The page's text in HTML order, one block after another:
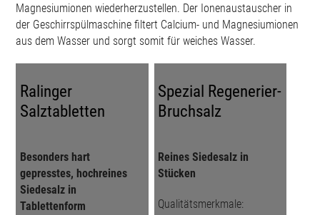
Magnesiumionen wiederherzustellen. Der Ionenaustauscher in
der Geschirrspülma­schine fil­tert Calcium- und Magnesiumionen
aus dem Wasser und sorgt somit für weiches Wasser.
Ralinger
Salztabletten
Besonders hart
gepresstes, hochreines
Siedesalz in
Tablettenform
Spezial Regenerier-
Bruchsalz
Reines Siedesalz in
Stücken
Qualitätsmerkmale: